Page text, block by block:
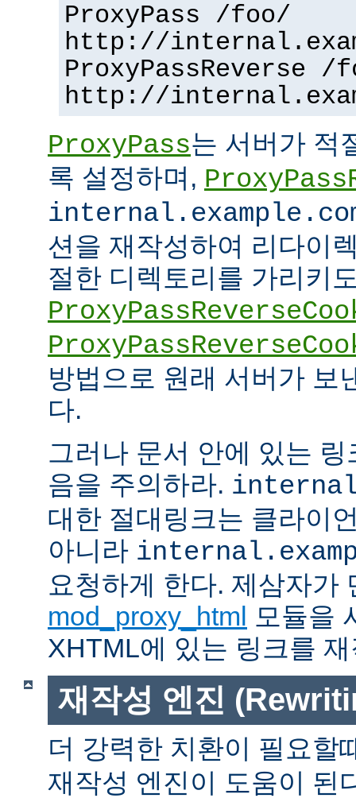
ProxyPass /foo/
http://
ProxyPassReverse /
http://
ProxyPass는 서버가 적
록 설정하며,
션을 재작성하여 리다이
절한 디렉토리를 가리키
방법으로 원래 서버가 보
다.
그러나 문서 안에 있는
음을 주의하라.
대한 절대링크는 클라이
아니라
요청하게 한다. 제삼자가
mod_proxy_html 모듈을
XHTML에 있는 링크를
재작성 엔진
더 강력한 치환이 필요할
재작성 엔진이 도움이 된